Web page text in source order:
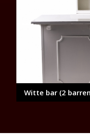
Witte bar (2